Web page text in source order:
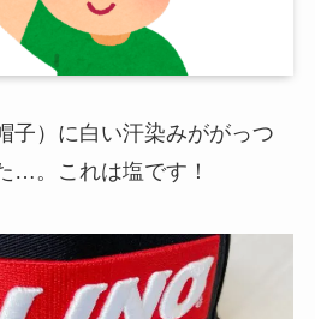
子）に白い汗染みががっつ
…。これは塩です！